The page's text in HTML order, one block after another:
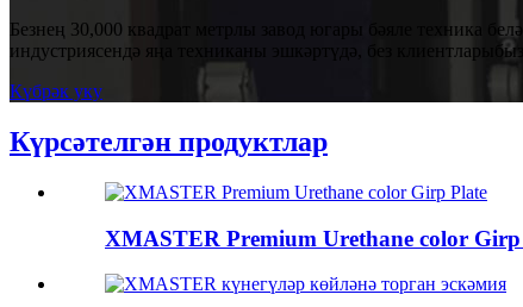
Безнең 30,000 квадрат метрлы завод югары бәяле техника
индустриясендә яңа техниканы эшкәртүдә, без
Күбрәк уку
Күрсәтелгән продуктлар
XMASTER Premium Urethane color Girp